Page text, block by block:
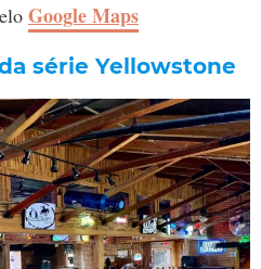
Google Maps
série Yellowstone